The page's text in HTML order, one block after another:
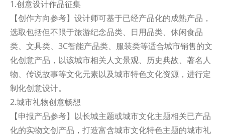
1.创意设计作品征集
【创作方向参考】设计师可基于已经产品化的成熟产品，
选取包括但不限于旅游纪念品类、日用品类、休闲食品
类、文具类、3C智能产品类、服装类等适合城市销售的文
化创意产品，以该城市相关人文景观、历史典故、著名人
物、传说故事等文化元素以及城市特色文化资源，进行定
制化创意设计。
2.城市礼物创意畅想
【申报产品参考】以长城主题或城市文化主题相关已产品
化的实物文创产品，打造富含城市文化特色主题的城市礼